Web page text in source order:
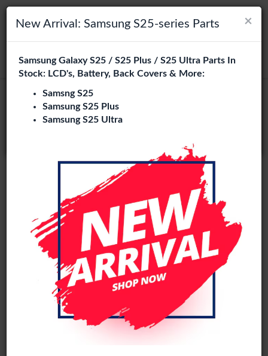
×
Wählen Sie Ihre Sprache
Es sieht so aus, als wären Sie in Vereinigte Staaten
Besuchen Sie
Navigation umschalten
suchen
Login
×
New Arrival: Samsung S25-series Parts
Samsung Galaxy S25 / S25 Plus / S25 Ultra Parts In
Stock: LCD's, Battery, Back Covers & More:
Samsng S25
Samsung S25 Plus
Samsung S25 Ultra